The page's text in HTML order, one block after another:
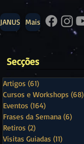
JANUS Mais
Secções
Artigos (61)
Cursos e Workshops (68)
Eventos (164)
Frases da Semana (6)
Retiros (2)
Visitas Guiadas (11)